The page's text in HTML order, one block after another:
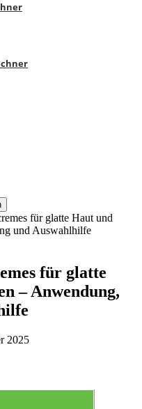
für glatte Haut und
und Auswahlhilfe
für glatte
– Anwendung,
2025